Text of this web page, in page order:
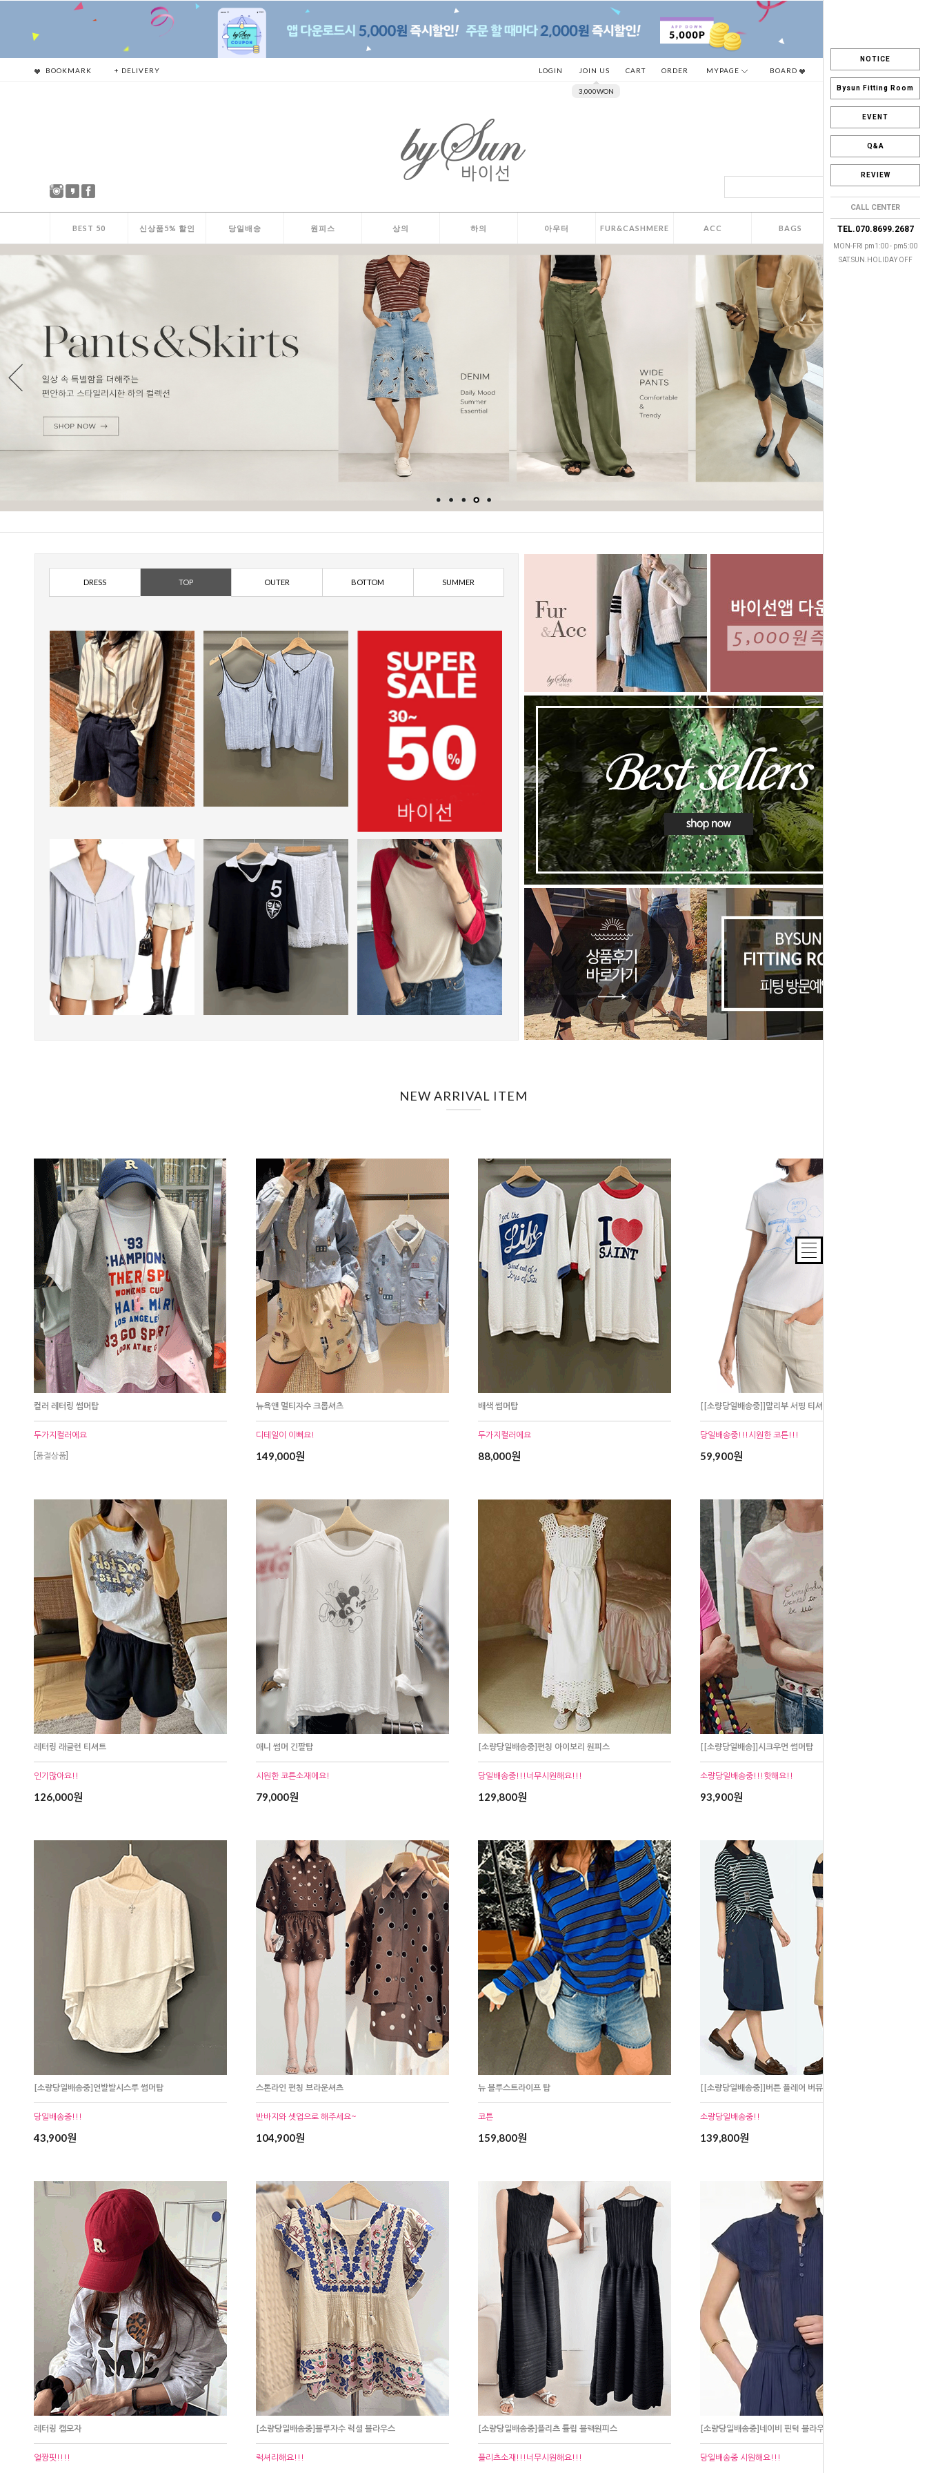
NOTICE
Bysun Fitting Room
EVENT
Q&A
REVIEW
CALL CENTER
TEL.070.8699.2687
MON-FRI pm1:00 - pm5:00
SAT.SUN.HOLIDAY OFF
BOOKMARK + DELIVERY LOGIN JOIN US
3,000WON
CART ORDER MYPAGE BOARD
BEST 50 신상품5% 할인 당일배송 원피스 상의 하의 아우터 FUR&CASHMERE ACC BAGS SALE
DRESS TOP OUTER BOTTOM SUMMER
NEW ARRIVAL ITEM
컬러 레터링 썸머탑
두가지컬러에요
[품절상품]
뉴욕앤 멀티자수 크롭셔츠
디테일이 이뻐요!
149,000원
배색 썸머탑
두가지컬러에요
88,000원
[[소량당일배송중]]말리부 서핑 티셔츠
당일배송중!!!시원한 코튼!!!
59,900원
레터링 래글런 티셔트
인기많아요!!
126,000원
애니 썸머 긴팔탑
시원한 코튼소재에요!
79,000원
[소량당일배송중]펀칭 아이보리 원피스
당일배송중!!!너무시원해요!!!
129,800원
[[소량당일배송]]시크우먼 썸머탑
소량당일배송중!!!핫해요!!
93,900원
[소량당일배송중]언발발시스루 썸머탑
당일배송중!!!
43,900원
스톤라인 펀칭 브라운셔츠
반바지와 셋업으로 해주세요~
104,900원
뉴 블루스트라이프 탑
코튼
159,800원
[[소량당일배송중]]버튼 플레어 버뮤다 팬츠
소량당일배송중!!
139,800원
레터링 캡모자
얼짱핏!!!!
[소량당일배송중]블루자수 럭셜 블라우스
럭셔리해요!!!
[소량당일배송중]플리츠 튤립 블랙원피스
플리츠소재!!!너무시원해요!!!
[소량당일배송중]네이비 핀턱 블라우스
당일배송중 시원해요!!!